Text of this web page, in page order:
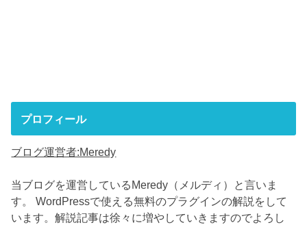
プロフィール
ブログ運営者:Meredy
当ブログを運営しているMeredy（メルディ）と言いま
す。 WordPressで使える無料のプラグインの解説をして
います。解説記事は徐々に増やしていきますのでよろし